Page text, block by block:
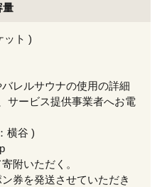
量
ット )
レルサウナの使用の詳細
サービス提供事業者へお電
横谷 )
附いただく。
券を発送させていただき